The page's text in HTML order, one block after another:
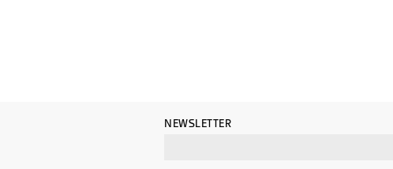
NEWSLETTER